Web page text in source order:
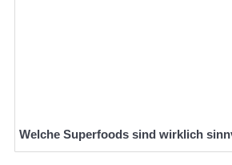
Welche Superfoods sind wirklich